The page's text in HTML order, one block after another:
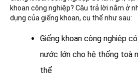
khoan công nghiệp? Câu trả lời nằm ở
dụng của giếng khoan, cụ thể như sau:
Giếng khoan công nghiệp
nước lớn cho hệ thống toà
thể